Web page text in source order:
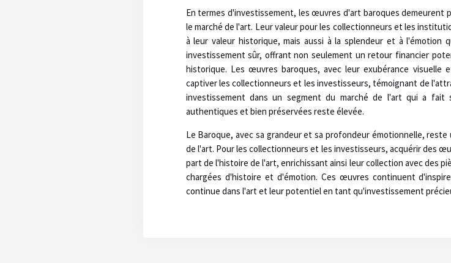
En termes d'investissement, les œuvres d'art baroques demeurent
le marché de l'art. Leur valeur pour les collectionneurs et les
à leur valeur historique, mais aussi à la splendeur et à l'émotion
investissement sûr, offrant non seulement un retour financier
historique. Les œuvres baroques, avec leur exubérance
captiver les collectionneurs et les investisseurs, témoignant de
investissement dans un segment du marché de l'art qui a fait
authentiques et bien préservées reste élevée.
Le Baroque, avec sa grandeur et sa profondeur émotionnelle,
de l'art. Pour les collectionneurs et les investisseurs, acquérir des
part de l'histoire de l'art, enrichissant ainsi leur collection avec des
chargées d'histoire et d'émotion. Ces œuvres continuent
continue dans l'art et leur potentiel en tant qu'investissement